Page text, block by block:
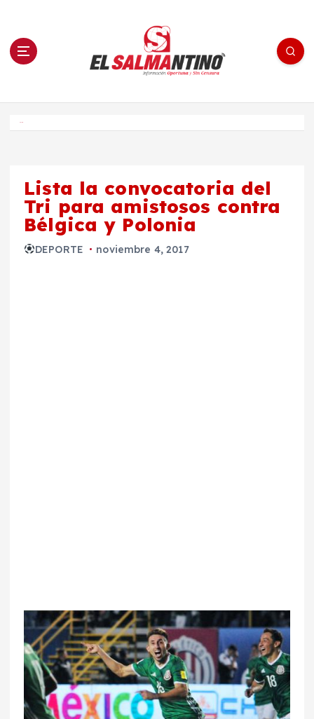
n El Salmantino - medios/noticias/editorial
Lista la convocatoria del
Tri para amistosos contra
Bélgica y Polonia
DEPORTE noviembre 4, 2017